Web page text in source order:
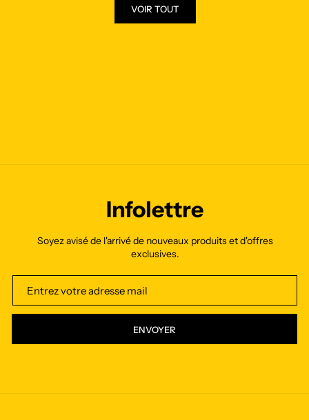
VOIR TOUT
Infolettre
Soyez avisé de l'arrivé de nouveaux produits et d'offres
exclusives.
ENVOYER